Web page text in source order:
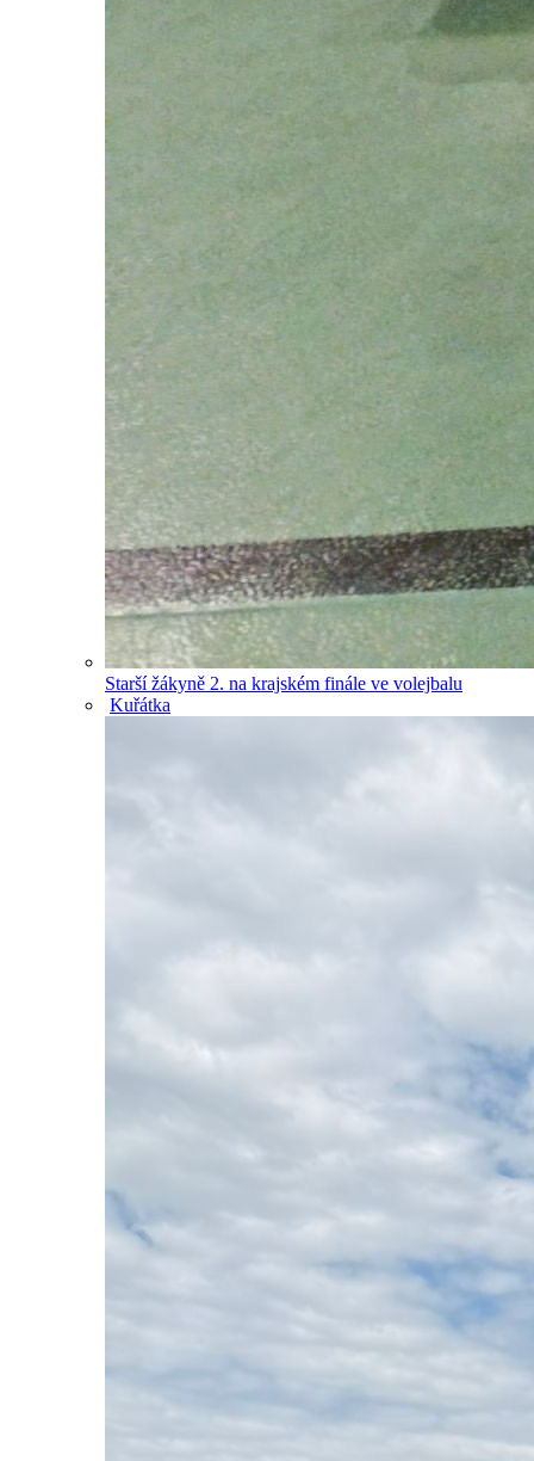
Starší žákyně 2. na krajském finále ve volejbalu
Kuřátka